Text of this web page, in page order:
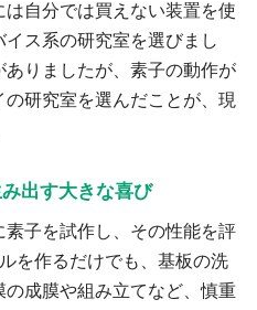
自分では買えない装置を使
ス系の研究室を選びまし
りましたが、素子の動作が
研究室を選んだことが、現
出す大きな喜び
子を試作し、その性能を評
を作るだけでも、基板の洗
成膜や組み立てなど、慎重